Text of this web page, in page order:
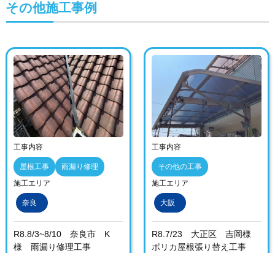
その他施工事例
工事内容
屋根工事
雨漏り修理
施工エリア
奈良
R8.8/3~8/10 奈良市 K
様 雨漏り修理工事
工事内容
その他の工事
施工エリア
大阪
R8.7/23 大正区 吉岡様
ポリカ屋根張り替え工事